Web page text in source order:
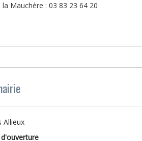
Mauchère : 03 83 23 64 20
Allieux